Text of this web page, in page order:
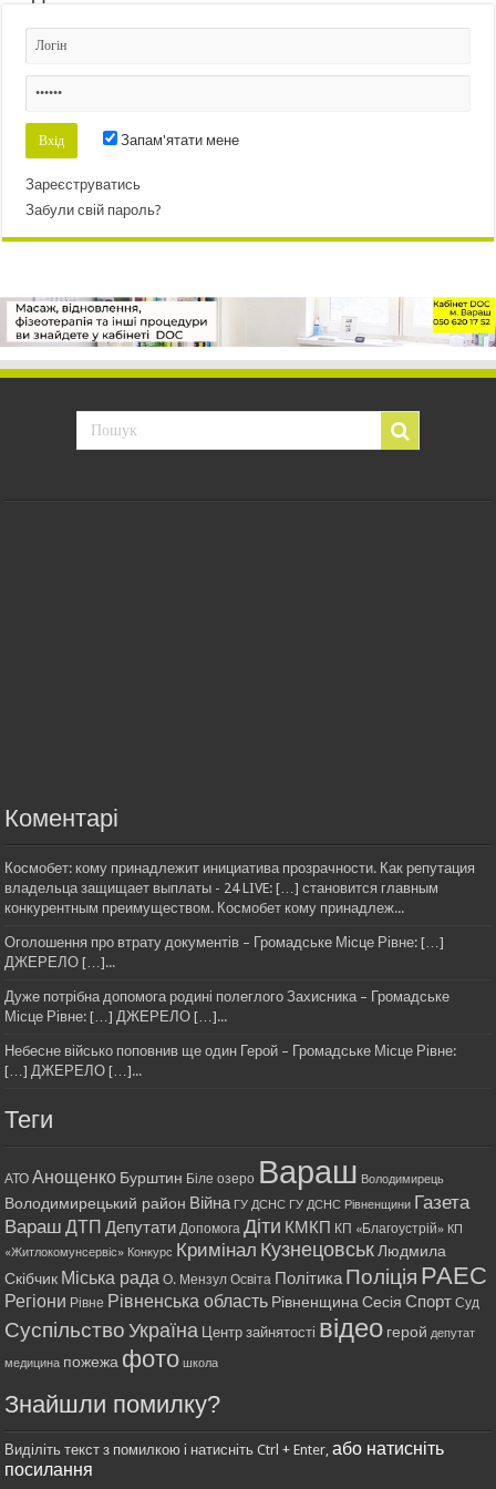
Запам'ятати мене
Зареєструватись
Забули свій пароль?
Коментарі
Космобет: кому принадлежит инициатива прозрачности. Как репутация
владельца защищает выплаты - 24 LIVE: […] становится главным
конкурентным преимуществом. Космобет кому принадлеж...
Оголошення про втрату документів – Громадське Місце Рівне: […]
ДЖЕРЕЛО […]...
Дуже потрібна допомога родині полеглого Захисника – Громадське
Місце Рівне: […] ДЖЕРЕЛО […]...
Небесне військо поповнив ще один Герой – Громадське Місце Рівне:
[…] ДЖЕРЕЛО […]...
Теги
АТО Анощенко Бурштин Біле озеро Вараш Володимирець
Володимирецький район Війна ГУ ДСНС ГУ ДСНС Рівненщини Газета
Вараш ДТП Депутати Допомога Діти КМКП КП «Благоустрій» КП
«Житлокомунсервіс» Конкурс Кримінал Кузнецовськ Людмила
Скібчик Міська рада О. Мензул Освіта ПолітикаПоліція РАЕС
Регіони Рівне Рівненська область Рівненщина Сесія Спорт Суд
Суспільство Україна Центр зайнятості відео герой депутат
медицина пожежа фото школа
Знайшли помилку?
Виділіть текст з помилкою і натисніть Ctrl + Enter,або натисніть
посилання